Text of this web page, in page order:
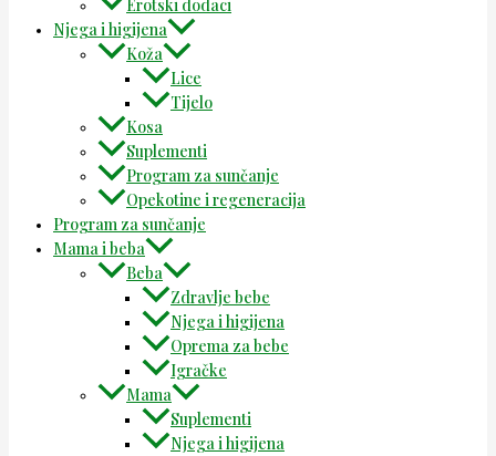
Erotski dodaci
Njega i higijena
Koža
Lice
Tijelo
Kosa
Suplementi
Program za sunčanje
Opekotine i regeneracija
Program za sunčanje
Mama i beba
Beba
Zdravlje bebe
Njega i higijena
Oprema za bebe
Igračke
Mama
Suplementi
Njega i higijena